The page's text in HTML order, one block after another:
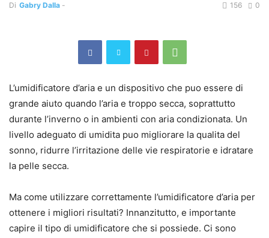
Di Gabry Dalla - 0
156
L’umidificatore d’aria e un dispositivo che puo essere di
grande aiuto quando l’aria e troppo secca, soprattutto
durante l’inverno o in ambienti con aria condizionata. Un
livello adeguato di umidita puo migliorare la qualita del
sonno, ridurre l’irritazione delle vie respiratorie e idratare
la pelle secca.
Ma come utilizzare correttamente l’umidificatore d’aria per
ottenere i migliori risultati? Innanzitutto, e importante
capire il tipo di umidificatore che si possiede. Ci sono